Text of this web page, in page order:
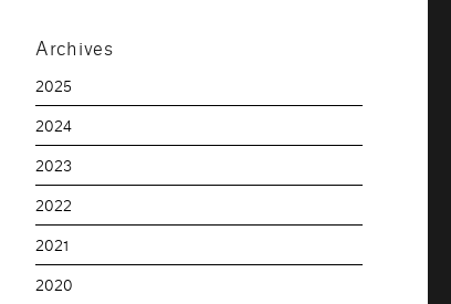
Archives
2025
2024
2023
2022
2021
2020